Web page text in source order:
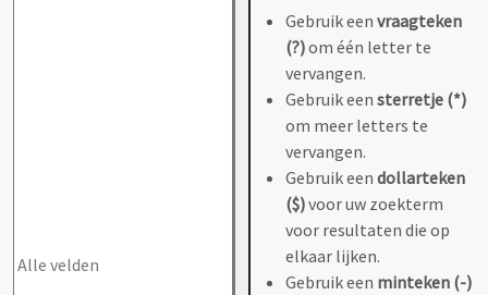
Gebruik een vraagteken
(?)om één letter te
vervangen.
Gebruik een sterretje (*)
om meer letters te
vervangen.
Gebruik een dollarteken
($)voor uw zoekterm
voor resultaten die op
elkaar lijken.
Gebruik een minteken (-)